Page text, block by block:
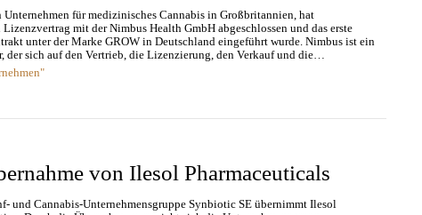
Unternehmen für medizinisches Cannabis in Großbritannien, hat
Lizenzvertrag mit der Nimbus Health GmbH abgeschlossen und das erste
unter der Marke GROW in Deutschland eingeführt wurde. Nimbus ist ein
der sich auf den Vertrieb, die Lizenzierung, den Verkauf und die…
von Ilesol Pharmaceuticals
und Cannabis-Unternehmensgruppe Synbiotic SE übernimmt Ilesol